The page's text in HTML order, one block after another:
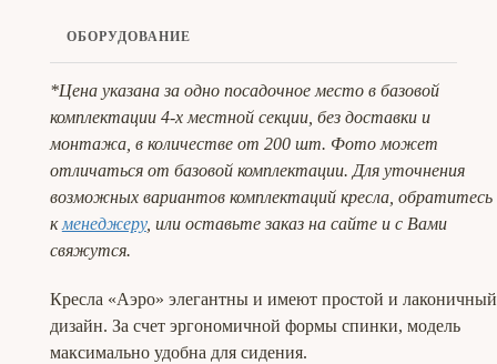
ОБОРУДОВАНИЕ
*Цена указана за одно посадочное место в базовой
комплектации 4-х местной секции, без доставки и
монтажа, в количестве от 200 шт. Фото может
отличаться от базовой комплектации. Для уточнения
возможных вариантов комплектаций кресла, обратитесь
к менеджеру, или оставьте заказ на сайте и с Вами
свяжутся.
Кресла «Аэро» элегантны и имеют простой и лаконичный
дизайн. За счет эргономичной формы спинки, модель
максимально удобна для сидения.